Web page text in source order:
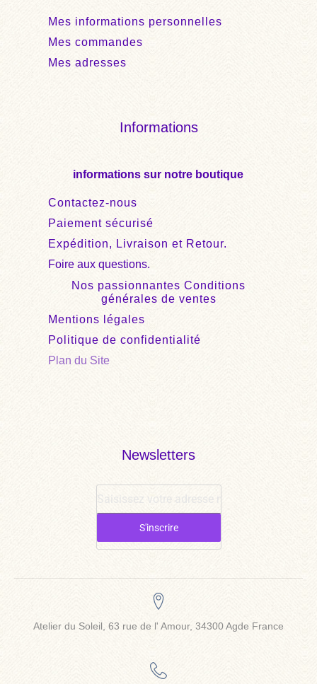
Mes informations personnelles
Mes commandes
Mes adresses
Informations
informations sur notre boutique
Contactez-nous
Paiement sécurisé
Expédition, Livraison et Retour.
Foire aux questions.
Nos passionnantes Conditions
générales de ventes
Mentions légales
Politique de confidentialité
Plan du Site
Newsletters
S'inscrire
Atelier du Soleil, 63 rue de l' Amour, 34300 Agde France